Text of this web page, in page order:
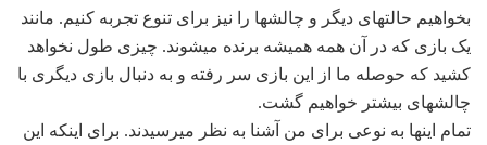
بخواهیم حالتهای دیگر و چالش‏ها را نیز برای تنوع تجربه کنیم. مانند
یک بازی که در آن همه همیشه برنده می‏شوند. چیزی طول نخواهد
کشید که حوصله ما از این بازی سر رفته و به دنبال بازی دیگری با
چالش‏های بیشتر خواهیم گشت.
تمام این‏ها به نوعی برای من آشنا به نظر می‏رسیدند. برای اینکه این